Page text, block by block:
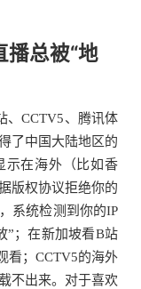
播总被“地
、CCTV5、腾讯体
了中国大陆地区的
示在海外（比如香
版权协议拒绝你的
系统检测到你的IP
”；在新加坡看B站
看；CCTV5的海外
不出来。对于喜欢